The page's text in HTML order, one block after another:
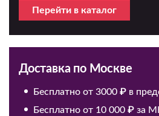
Перейти в каталог
Доставка по Москве
Бесплатно от 3000 ₽ в
Бесплатно от 10 000 ₽ за